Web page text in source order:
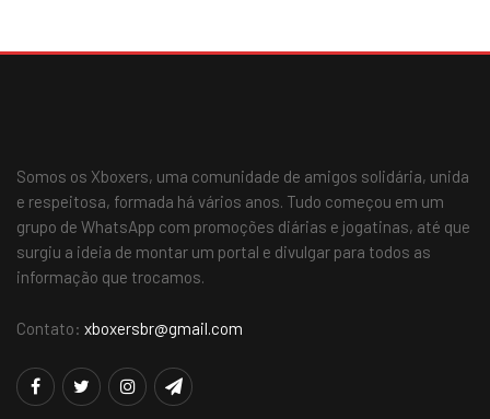
Somos os Xboxers, uma comunidade de amigos solidária, unida
e respeitosa, formada há vários anos. Tudo começou em um
grupo de WhatsApp com promoções diárias e jogatinas, até que
surgiu a ideia de montar um portal e divulgar para todos as
informação que trocamos.
Contato: xboxersbr@gmail.com